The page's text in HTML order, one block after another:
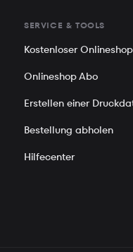
SERVICE & TOOLS
Kostenloser Onlineshop
Onlineshop Abo
Erstellen einer
Bestellung abholen
Hilfecenter